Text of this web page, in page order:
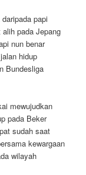
papi
pada Jepang
nun benar
hidup
Bundesliga
mewujudkan
pada Beker
sudah saat
kewargaan
wilayah